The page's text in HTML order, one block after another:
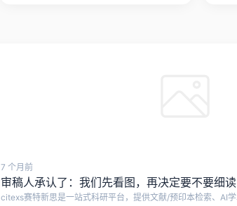
7 个月前
审稿人承认了：我们先看图，再决定要不要细读